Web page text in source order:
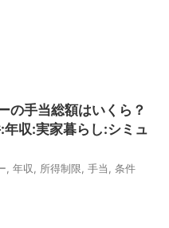
の手当総額はいくら？
年収:実家暮らし:シミュ
年収 所得制限 手当 条件